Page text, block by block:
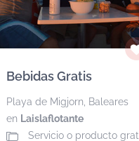
Bebidas Gratis
Playa de Migjorn
Baleares
en Laislaflotante
Servicio o producto